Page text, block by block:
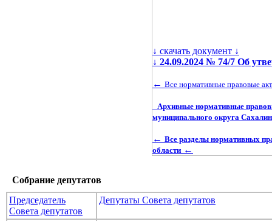
↓ скачать документ ↓
↓ 24.09.2024 № 74/7 Об
← Все нормативные правовые
Архивные нормативные
муниципального округа
← Все разделы нормативных
области ←
Собрание депутатов
Председатель
Совета депутатов
Депутаты Совета депутатов